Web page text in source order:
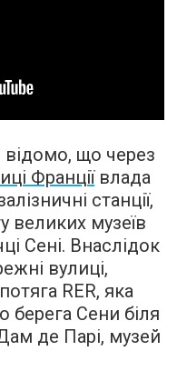
відомо, що через
Франціївлада
станції,
великих музеїв
Сені. Внаслідок
вулиці,
RER, яка
берега Сени біля
де Парі, музей